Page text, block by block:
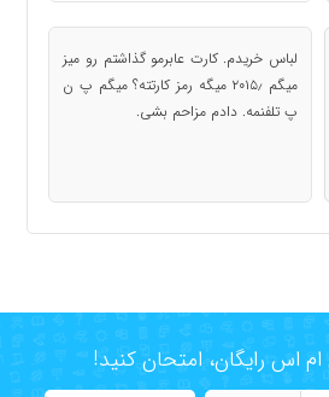
لباس خریدم. کارت عابرمو گذاشتم رو میز
میگم ۲۰۱۵٫ میگه رمز کارتته؟ میگم پ ن
پ تلفنمه. دادم مزاحم بشی.